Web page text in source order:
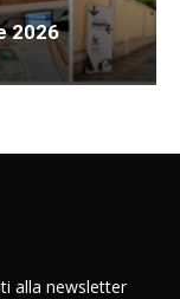
2026
alla newsletter